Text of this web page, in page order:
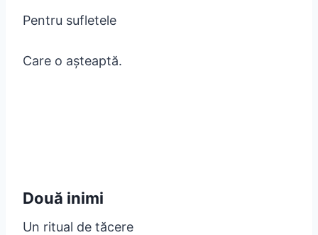
Pentru sufletele
Care o așteaptă.
Două inimi
Un ritual de tăcere